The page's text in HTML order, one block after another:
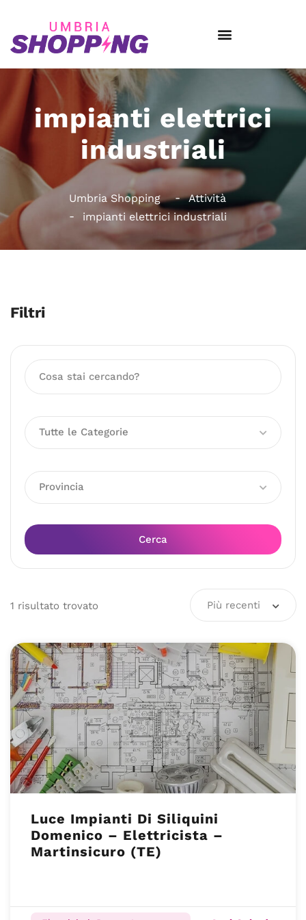
impianti elettrici
industriali
Umbria Shopping
Attività
impianti elettrici industriali
Filtri
Tutte le Categorie
Provincia
Cerca
1 risultato trovato Più recenti
Luce Impianti Di Siliquini
Domenico – Elettricista –
Martinsicuro (TE)